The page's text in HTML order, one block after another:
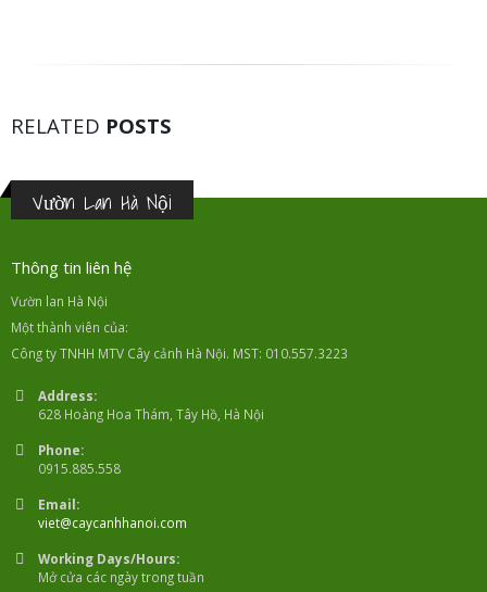
RELATED POSTS
Vườn Lan Hà Nội
Thông tin liên hệ
Vườn lan Hà Nội
Một thành viên của:
Công ty TNHH MTV Cây cảnh Hà Nội. MST: 010.557.3223
Address:
628 Hoàng Hoa Thám, Tây Hồ, Hà Nội
Phone:
0915.885.558
Email:
viet@caycanhhanoi.com
Working Days/Hours:
Mở cửa các ngày trong tuần